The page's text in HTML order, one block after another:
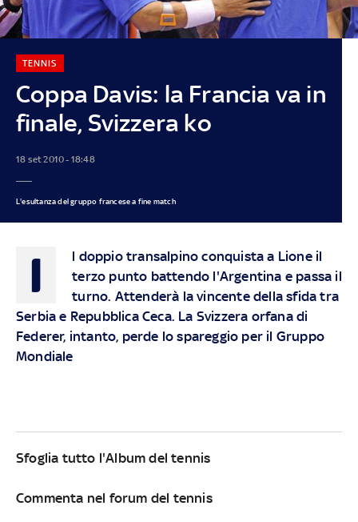
Coppa Davis: la Francia va in
finale, Svizzera ko
TENNIS
18 set 2010 - 18:48
L'esultanza del gruppo francese a fine match
I
l doppio transalpino conquista a Lione il
terzo punto battendo l'Argentina e passa il
turno. Attenderà la vincente della sfida tra
Serbia e Repubblica Ceca. La Svizzera orfana di
Federer, intanto, perde lo spareggio per il Gruppo
Mondiale
Sfoglia tutto l'Album del tennis
Commenta nel forum del tennis